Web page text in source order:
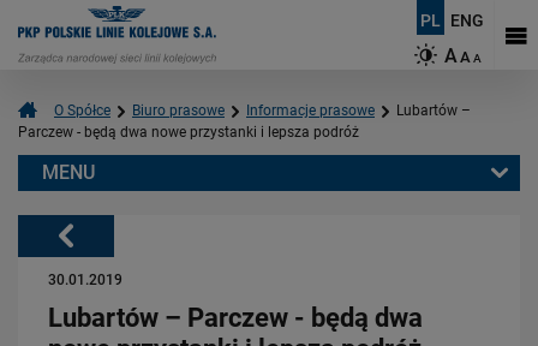
PL ENG
AAA
O Spółce Biuro prasowe Informacje prasowe
Lubartów –
Parczew - będą dwa nowe przystanki i lepsza podróż
Powrót
30.01.2019
Lubartów – Parczew - będą dwa
MENU